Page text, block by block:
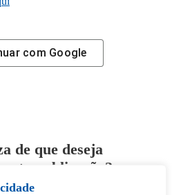
com Google
de que deseja
esta publicação?